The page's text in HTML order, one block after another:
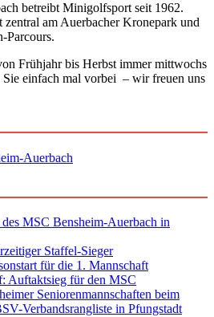
betreibt Minigolfsport seit 1962.
am Auerbacher Kronepark und
Parcours.
Frühjahr bis Herbst immer mittwochs
Sie einfach mal vorbei – wir freuen uns
Auerbach
MSC Bensheim-Auerbach in
Staffel-Sieger
für die 1. Mannschaft
Auftaktsieg für den MSC
Seniorenmannschaften beim
Verbandsrangliste in Pfungstadt